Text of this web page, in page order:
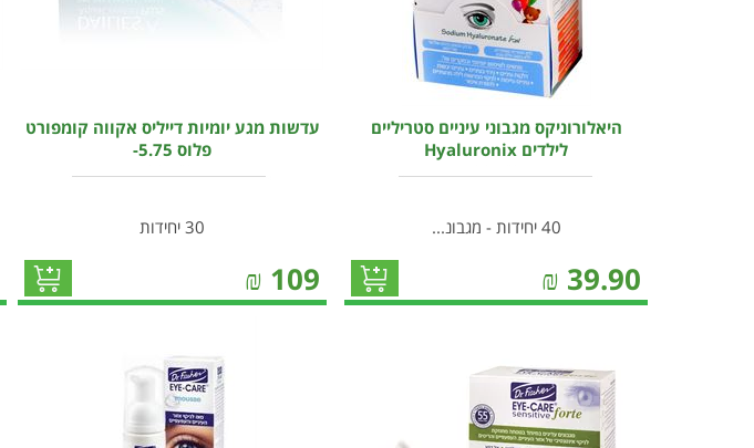
היאלורוניקס מגבוני עיניים סטריליים
לילדים Hyaluronix
40 יחידות - מגבונ...
39.90
₪
עדשות מגע יומיות דייליס אקווה קומפורט
פלוס 5.75-
30 יחידות
109
₪